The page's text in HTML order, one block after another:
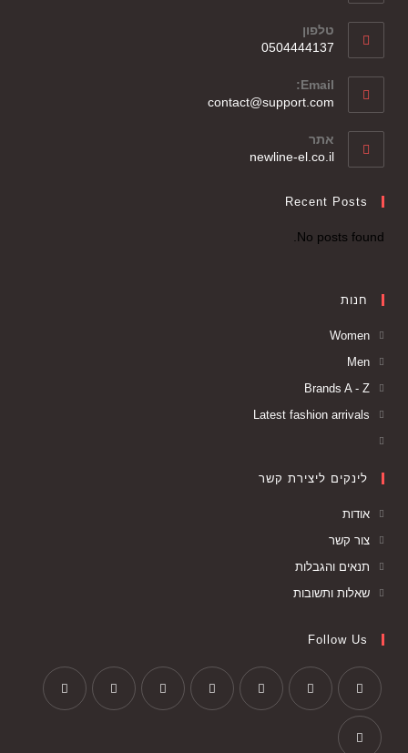
טלפון
0504444137
Email:
contact@support.com
אתר
newline-el.co.il
Recent Posts
No posts found.
חנות
Women
Men
Brands A - Z
Latest fashion arrivals
לינקים ליצירת קשר
אודות
צור קשר
תנאים והגבלות
שאלות ותשובות
Follow Us